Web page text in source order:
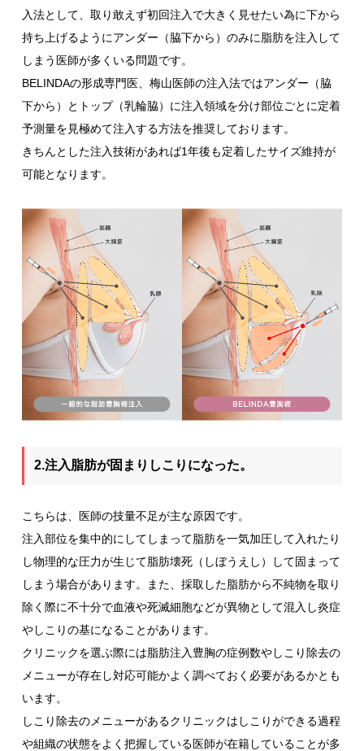
入法として、取り敢えず初回注入で大きく見せたい為に下から
持ち上げるようにアンダー（脇下から）のみに脂肪を注入して
しまう医師が多くいる問題です。
BELINDAの形成専門医、梅山医師の注入法ではアンダー（脇
下から）とトップ（乳輪脇）に注入領域を分け部位ごとに定着
予測量を見極めて注入する方法を推奨しております。
きちんとした注入技術があれば1年後も定着したサイズ維持が
可能となります。
2.注入脂肪が固まりしこりになった。
こちらは、医師の技量不足が主な原因です。
注入部位を集中的にしてしまって脂肪を一気加圧して入れたり
し物理的な圧力が生じて脂肪壊死（しぼうえし）して固まって
しまう場合があります。また、採取した脂肪から不純物を取り
除く際に不十分で血液や死滅細胞などが異物として混入し炎症
やしこりの基になることがあります。
クリニックを選ぶ際には脂肪注入豊胸の症例数やしこり除去の
メニューが存在し対応可能かよく調べておく必要があるかとも
います。
しこり除去のメニューがあるクリニックはしこりができる過程
や組織の状態をよく把握している医師が在籍していることが多